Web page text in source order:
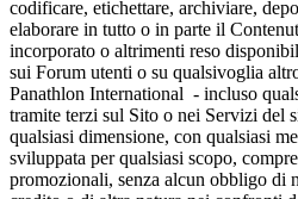
codificare, etichettare, archiviare,
elaborare in tutto o in parte il
incorporato o altrimenti reso
sui Forum utenti o su qualsivoglia
Panathlon International - incluso
tramite terzi sul Sito o nei Servizi del
qualsiasi dimensione, con qualsiasi
sviluppata per qualsiasi scopo,
promozionali, senza alcun obbligo di